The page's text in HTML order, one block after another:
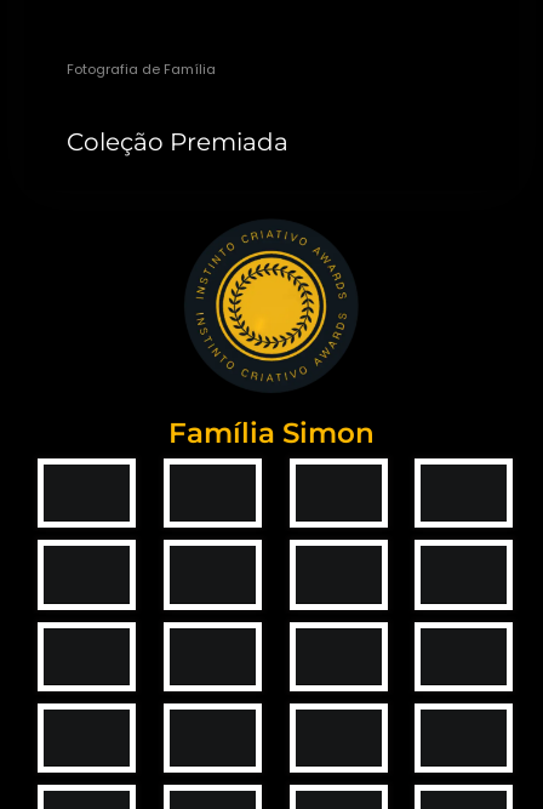
Fotografia de Família
Coleção Premiada
Família Simon